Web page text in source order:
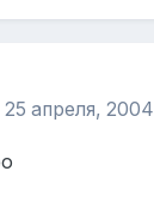
25 апреля, 2004